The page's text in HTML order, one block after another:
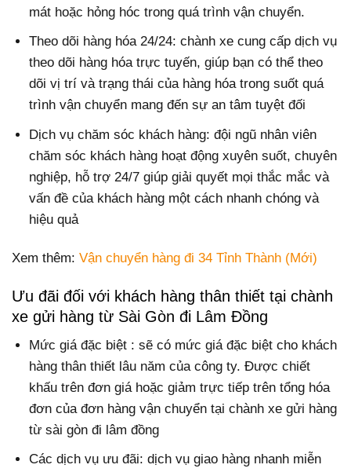
mát hoặc hỏng hóc trong quá trình vận chuyển.
Theo dõi hàng hóa 24/24: chành xe cung cấp dịch vụ
theo dõi hàng hóa trực tuyến, giúp bạn có thể theo
dõi vị trí và trạng thái của hàng hóa trong suốt quá
trình vận chuyển mang đến sự an tâm tuyệt đối
Dịch vụ chăm sóc khách hàng: đội ngũ nhân viên
chăm sóc khách hàng hoạt động xuyên suốt, chuyên
nghiệp, hỗ trợ 24/7 giúp giải quyết mọi thắc mắc và
vấn đề của khách hàng một cách nhanh chóng và
hiệu quả
Xem thêm: Vận chuyển hàng đi 34 Tỉnh Thành (Mới)
Ưu đãi đối với khách hàng thân thiết tại chành
xe gửi hàng từ Sài Gòn đi Lâm Đồng
Mức giá đặc biệt : sẽ có mức giá đặc biệt cho khách
hàng thân thiết lâu năm của công ty. Được chiết
khấu trên đơn giá hoặc giảm trực tiếp trên tổng hóa
đơn của đơn hàng vận chuyển tại chành xe gửi hàng
từ sài gòn đi lâm đồng
Các dịch vụ ưu đãi: dịch vụ giao hàng nhanh miễn